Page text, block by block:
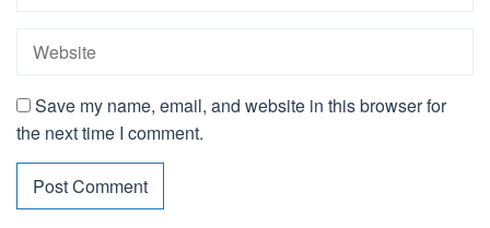
Save my name, email, and website in this browser for
the next time I comment.